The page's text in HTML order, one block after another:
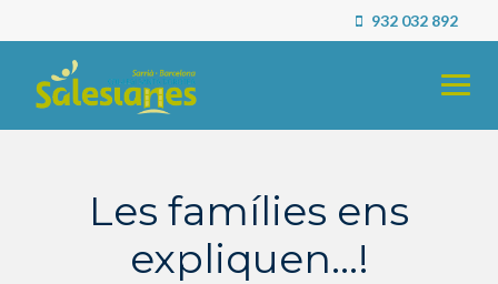
to
932 032 892
Les famílies ens
expliquen…!